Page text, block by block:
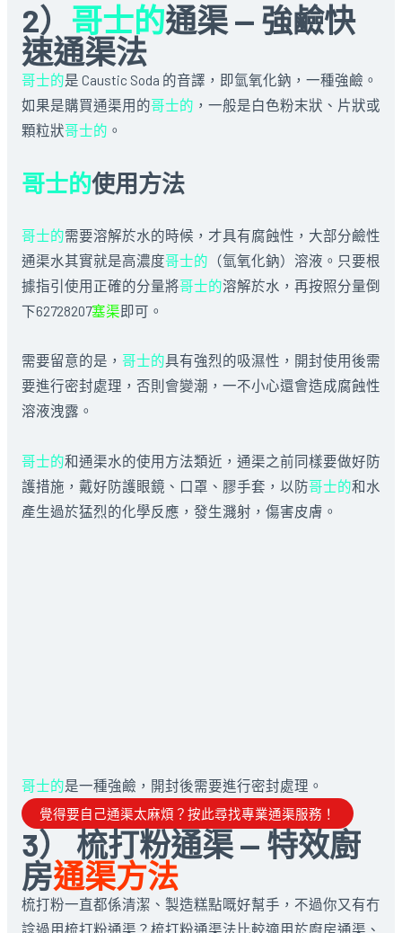
2） 哥士的通渠 — 強鹼快
速通渠法
哥士的是 Caustic Soda 的音譯，即氫氧化鈉，一種強鹼。
如果是購買通渠用的哥士的 ，一般是白色粉末狀、片狀或
顆粒狀哥士的 。
哥士的使用方法
哥士的需要溶解於水的時候，才具有腐蝕性，大部分鹼性
通渠水其實就是高濃度哥士的 （氫氧化鈉）溶液。只要根
據指引使用正確的分量將哥士的溶解於水，再按照分量倒
下62728207塞渠即可。
需要留意的是， 哥士的具有強烈的吸濕性，開封使用後需
要進行密封處理，否則會變潮，一不小心還會造成腐蝕性
溶液洩露。
哥士的和通渠水的使用方法類近，通渠之前同樣要做好防
護措施，戴好防護眼鏡、口罩、膠手套，以防哥士的和水
產生過於猛烈的化學反應，發生濺射，傷害皮膚。
哥士的是一種強鹼，開封後需要進行密封處理。
覺得要自己通渠太麻煩？按此尋找專業通渠服務！
3） 梳打粉通渠 — 特效廚
房通渠方法
梳打粉一直都係清潔、製造糕點嘅好幫手，不過你又有冇
諗過用梳打粉通渠？梳打粉通渠法比較適用於廚房通渠、